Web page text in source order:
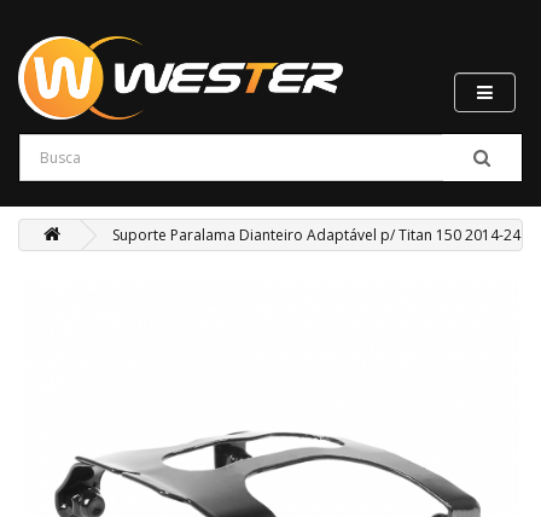
Suporte Paralama Dianteiro Adaptável p/ Titan 150 2014-24